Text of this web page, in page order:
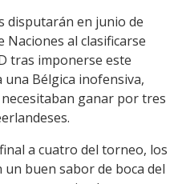
disputarán en junio de
Naciones al clasificarse
tras imponerse este
una Bélgica inofensiva,
ganar por tres
a cuatro del torneo, los
un buen sabor de boca del